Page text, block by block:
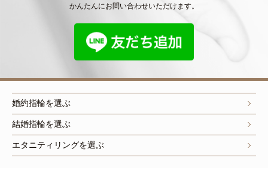
かんたんにお問い合わせいただけます。
婚約指輪を選ぶ
結婚指輪を選ぶ
エタニティリングを選ぶ